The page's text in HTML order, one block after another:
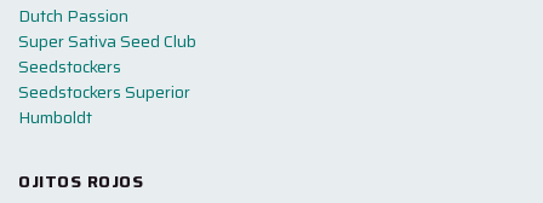
Dutch Passion
Super Sativa Seed Club
Seedstockers
Seedstockers Superior
Humboldt
OJITOS ROJOS